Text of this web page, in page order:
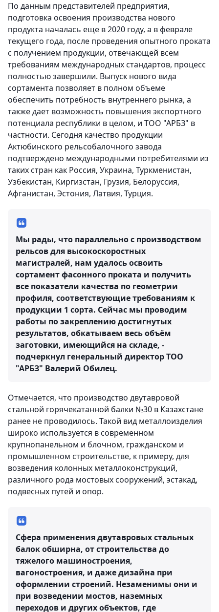
По данным представителей предприятия,
подготовка освоения производства нового
продукта началась еще в 2020 году, а в феврале
текущего года, после проведения опытного проката
с получением продукции, отвечающей всем
требованиям международных стандартов, процесс
полностью завершили. Выпуск нового вида
сортамента позволяет в полном объеме
обеспечить потребность внутреннего рынка, а
также дает возможность повышения экспортного
потенциала республики в целом, и ТОО "АРБЗ" в
частности. Сегодня качество продукции
Актюбинского рельсобалочного завода
подтверждено международными потребителями из
таких стран как Россия, Украина, Туркменистан,
Узбекистан, Киргизстан, Грузия, Белоруссия,
Афганистан, Эстония, Латвия, Турция.
Мы рады, что параллельно с производством
рельсов для высокоскоростных
магистралей, нам удалось освоить
сортамент фасонного проката и получить
все показатели качества по геометрии
профиля, соответствующие требованиям к
продукции 1 сорта. Сейчас мы проводим
работы по закреплению достигнутых
результатов, обкатываем весь объём
заготовки, имеющийся на складе, -
подчеркнул генеральный директор ТОО
"АРБЗ" Валерий Обилец.
Отмечается, что производство двутавровой
стальной горячекатанной балки №30 в Казахстане
ранее не проводилось. Такой вид металлоизделия
широко используется в современном
крупнопанельном и блочном, гражданском и
промышленном строительстве, к примеру, для
возведения колонных металлоконструкций,
различного рода мостовых сооружений, эстакад,
подвесных путей и опор.
Сфера применения двутавровых стальных
балок обширна, от строительства до
тяжелого машиностроения,
вагоностроения, и даже дизайна при
оформлении строений. Незаменимы они и
при возведении мостов, наземных
переходов и других объектов, где